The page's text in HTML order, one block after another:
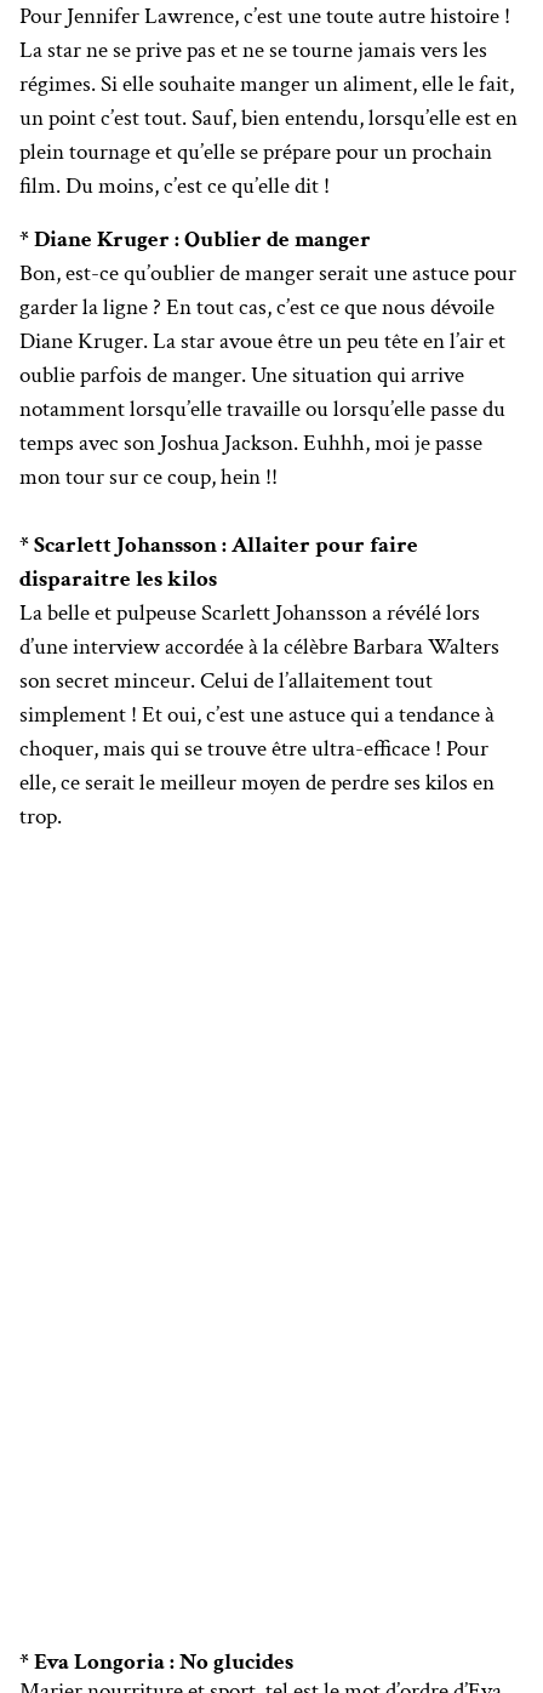
Pour Jennifer Lawrence, c’est une toute autre histoire !
La star ne se prive pas et ne se tourne jamais vers les
régimes. Si elle souhaite manger un aliment, elle le fait,
un point c’est tout. Sauf, bien entendu, lorsqu’elle est en
plein tournage et qu’elle se prépare pour un prochain
film. Du moins, c’est ce qu’elle dit !
* Diane Kruger : Oublier de manger
Bon, est-ce qu’oublier de manger serait une astuce pour
garder la ligne ? En tout cas, c’est ce que nous dévoile
Diane Kruger. La star avoue être un peu tête en l’air et
oublie parfois de manger. Une situation qui arrive
notamment lorsqu’elle travaille ou lorsqu’elle passe du
temps avec son Joshua Jackson. Euhhh, moi je passe
mon tour sur ce coup, hein !!
* Scarlett Johansson : Allaiter pour faire
disparaitre les kilos
La belle et pulpeuse Scarlett Johansson a révélé lors
d’une interview accordée à la célèbre Barbara Walters
son secret minceur. Celui de l’allaitement tout
simplement ! Et oui, c’est une astuce qui a tendance à
choquer, mais qui se trouve être ultra-efficace ! Pour
elle, ce serait le meilleur moyen de perdre ses kilos en
trop.
* Eva Longoria : No glucides